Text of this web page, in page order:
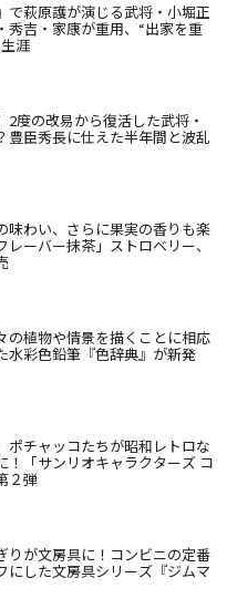
で萩原護が演じる武将・小堀正
秀吉・家康が重用、“出家を重
涯
2度の改易から復活した武将・
豊臣秀長に仕えた半年間と波乱
味わい、さらに果実の香りも楽
レーバー抹茶」ストロベリー、
の植物や情景を描くことに相応
水彩色鉛筆『色辞典』が新発
ポチャッコたちが昭和レトロな
！「サンリオキャラクターズ コ
２弾
りが文房具に！コンビニの定番
にした文房具シリーズ『ジムマ